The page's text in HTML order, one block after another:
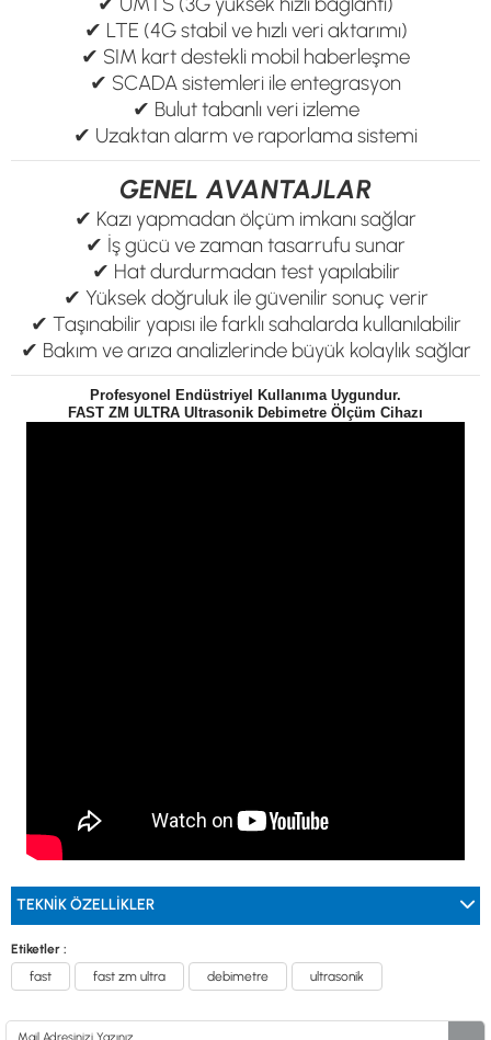
✔ LTE (4G stabil ve hızlı veri aktarımı)
✔ SIM kart destekli mobil haberleşme
✔ SCADA sistemleri ile entegrasyon
✔ Bulut tabanlı veri izleme
✔ Uzaktan alarm ve raporlama sistemi
GENEL AVANTAJLAR
✔ Kazı yapmadan ölçüm imkanı sağlar
✔ İş gücü ve zaman tasarrufu sunar
✔ Hat durdurmadan test yapılabilir
✔ Yüksek doğruluk ile güvenilir sonuç verir
✔ Taşınabilir yapısı ile farklı sahalarda kullanılabilir
✔ Bakım ve arıza analizlerinde büyük kolaylık sağlar
Profesyonel Endüstriyel Kullanıma Uygundur.
FAST ZM ULTRA Ultrasonik Debimetre Ölçüm Cihazı
TEKNİK ÖZELLİKLER
Etiketler :
fast
fast zm ultra debimetre ultrasonik